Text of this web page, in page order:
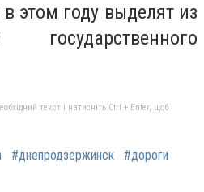
этом году выделят из
текст і натисніть Ctrl + Enter, щоб
#днепродзержинск #дороги